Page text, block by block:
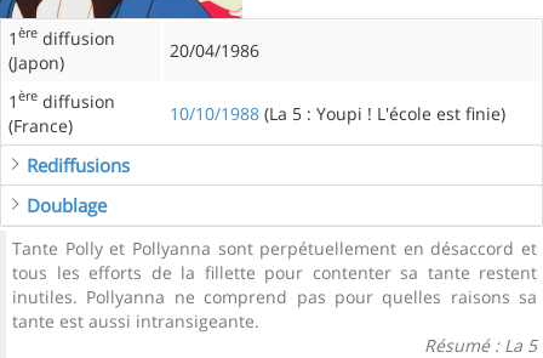
1 ère diffusion
(Japon)
20/04/1986
1 ère diffusion
(France)
10/10/1988 (La 5 : Youpi ! L'école est finie)
Rediffusions
Doublage
Tante Polly et Pollyanna sont perpétuellement en désaccord et
tous les efforts de la fillette pour contenter sa tante restent
inutiles. Pollyanna ne comprend pas pour quelles raisons sa
tante est aussi intransigeante.
Résumé : La 5